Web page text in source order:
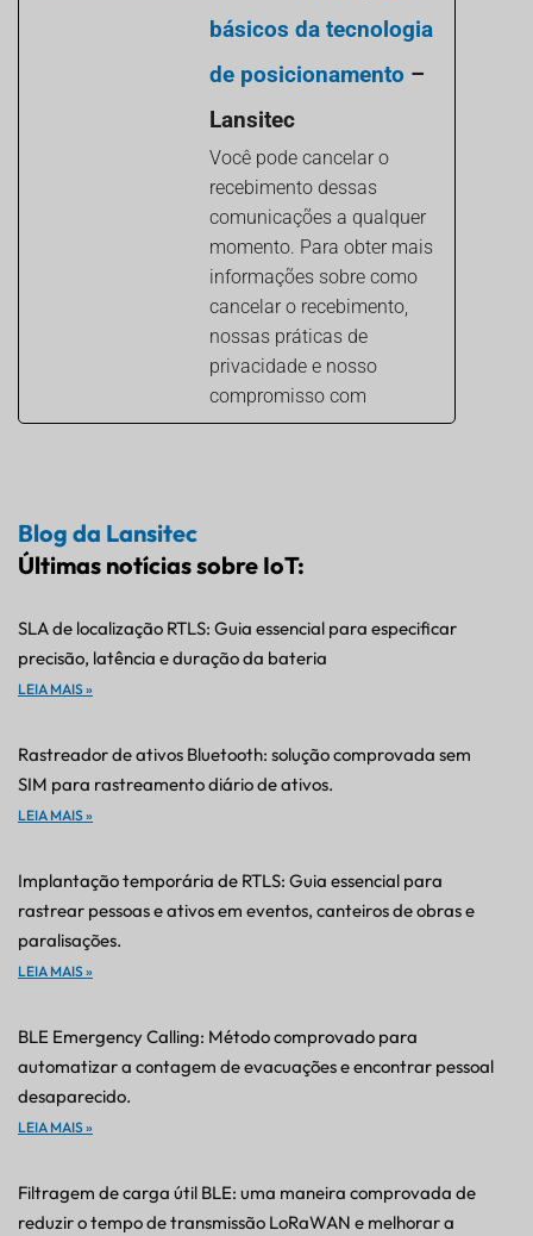
básicos da tecnologia
de posicionamento –
Lansitec
Você pode cancelar o
recebimento dessas
comunicações a qualquer
momento. Para obter mais
informações sobre como
cancelar o recebimento,
nossas práticas de
privacidade e nosso
compromisso com
Blog da Lansitec
Últimas notícias sobre IoT:
SLA de localização RTLS: Guia essencial para especificar
precisão, latência e duração da bateria
LEIA MAIS »
Rastreador de ativos Bluetooth: solução comprovada sem
SIM para rastreamento diário de ativos.
LEIA MAIS »
Implantação temporária de RTLS: Guia essencial para
rastrear pessoas e ativos em eventos, canteiros de obras e
paralisações.
LEIA MAIS »
BLE Emergency Calling: Método comprovado para
automatizar a contagem de evacuações e encontrar pessoal
desaparecido.
LEIA MAIS »
Filtragem de carga útil BLE: uma maneira comprovada de
reduzir o tempo de transmissão LoRaWAN e melhorar a